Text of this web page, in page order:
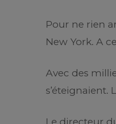
Pour ne rien
New York. A
Avec des
s’éteignaient.